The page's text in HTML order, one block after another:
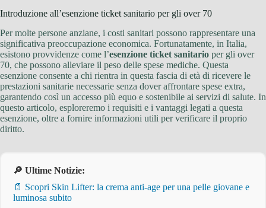
Introduzione all’esenzione ticket sanitario per gli over 70
Per molte persone anziane, i costi sanitari possono rappresentare una
significativa preoccupazione economica. Fortunatamente, in Italia,
esistono provvidenze come l’esenzione ticket sanitario per gli over
70, che possono alleviare il peso delle spese mediche. Questa
esenzione consente a chi rientra in questa fascia di età di ricevere le
prestazioni sanitarie necessarie senza dover affrontare spese extra,
garantendo così un accesso più equo e sostenibile ai servizi di salute. In
questo articolo, esploreremo i requisiti e i vantaggi legati a questa
esenzione, oltre a fornire informazioni utili per verificare il proprio
diritto.
🔎 Ultime Notizie:
📄 Scopri Skin Lifter: la crema anti-age per una pelle giovane e
luminosa subito